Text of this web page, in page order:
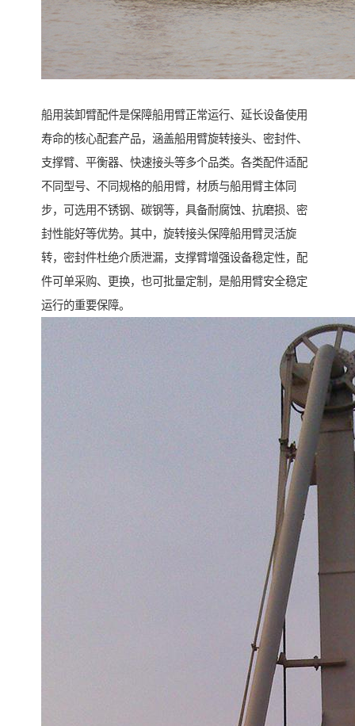
船用装卸臂配件是保障船用臂正常运行、延长设备使用
寿命的核心配套产品，涵盖船用臂旋转接头、密封件、
支撑臂、平衡器、快速接头等多个品类。各类配件适配
不同型号、不同规格的船用臂，材质与船用臂主体同
步，可选用不锈钢、碳钢等，具备耐腐蚀、抗磨损、密
封性能好等优势。其中，旋转接头保障船用臂灵活旋
转，密封件杜绝介质泄漏，支撑臂增强设备稳定性，配
件可单采购、更换，也可批量定制，是船用臂安全稳定
运行的重要保障。